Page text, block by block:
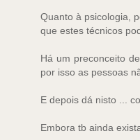
Quanto à psicologia,
que estes técnicos
Há um preconceito
por isso as pessoas
E depois dá nisto ...
Embora tb ainda